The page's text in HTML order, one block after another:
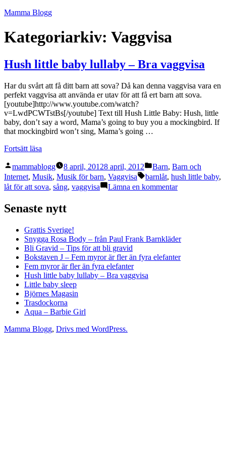
Hoppa
innehåll
Mamma Blogg
Kategoriarkiv: Vaggvisa
Hush little baby lullaby – Bra vaggvisa
Har du svårt att få ditt barn att sova? Då kan denna vaggvisa vara en
perfekt vaggvisa att använda er utav för att få ert barn att sova.
[youtube]http://www.youtube.com/watch?
v=LwdPCWTstBs[/youtube] Text till Hush Little Baby: Hush, little
baby, don’t say a word, Mama’s going to buy you a mockingbird. If
that mockingbird won’t sing, Mama’s going …
Fortsätt läsa
baby
lullaby
–
Bra
Publicerat
av
mammablogg 8 april, 20128 april, 2012
Publicerat
i
Barn, Barn och
Internet, Musik, Musik för barn, Vaggvisa Etiketter:
barnlåt, hush little baby,
låt för att sova, sång, vaggvisa Lämna en kommentartill
Bra
Senaste nytt
Grattis Sverige!
Snygga Rosa Body – från Paul Frank Barnkläder
Bli Gravid – Tips för att bli gravid
Bokstaven J – Fem myror är fler än fyra elefanter
Fem myror är fler än fyra elefanter
Hush little baby lullaby – Bra vaggvisa
Little baby sleep
Björnes Magasin
Trasdockorna
Aqua – Barbie Girl
Mamma Blogg, Drivs med WordPress.